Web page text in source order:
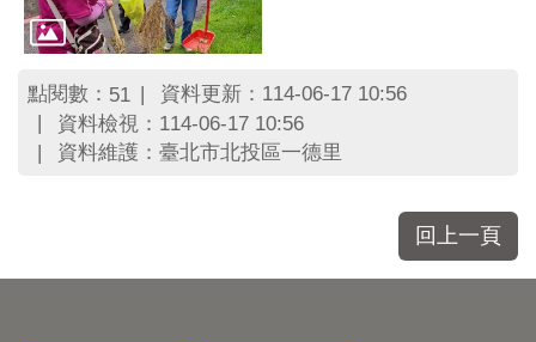
點閱數： 51
資料更新：114-06-17 10:56
資料檢視：114-06-17 10:56
資料維護：臺北市北投區一德里
回上一頁